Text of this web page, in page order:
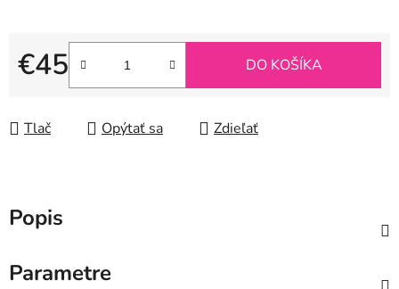
€45
Jednotková cena:
DO KOŠÍKA
Tlač Opýtať sa Zdieľať
Popis
Parametre